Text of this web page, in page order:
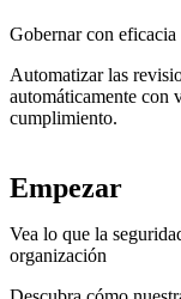
Gobernar con eficacia
Automatizar las
automáticamente con
cumplimiento.
Empezar
Vea lo que la
organización